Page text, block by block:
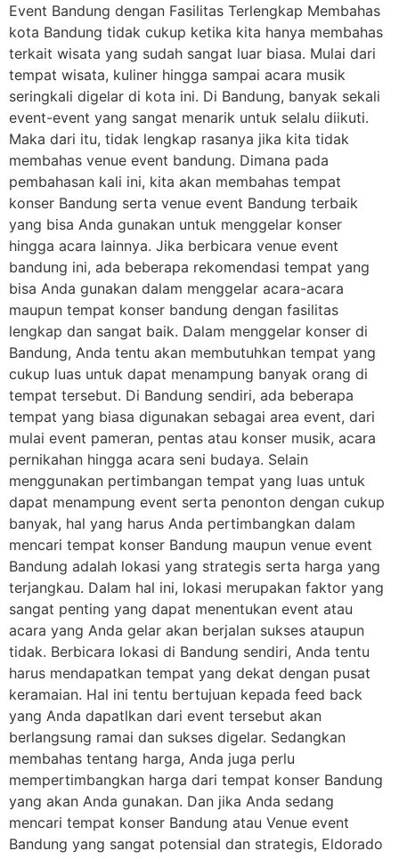
Event Bandung dengan Fasilitas Terlengkap Membahas
kota Bandung tidak cukup ketika kita hanya membahas
terkait wisata yang sudah sangat luar biasa. Mulai dari
tempat wisata, kuliner hingga sampai acara musik
seringkali digelar di kota ini. Di Bandung, banyak sekali
event-event yang sangat menarik untuk selalu diikuti.
Maka dari itu, tidak lengkap rasanya jika kita tidak
membahas venue event bandung. Dimana pada
pembahasan kali ini, kita akan membahas tempat
konser Bandung serta venue event Bandung terbaik
yang bisa Anda gunakan untuk menggelar konser
hingga acara lainnya. Jika berbicara venue event
bandung ini, ada beberapa rekomendasi tempat yang
bisa Anda gunakan dalam menggelar acara-acara
maupun tempat konser bandung dengan fasilitas
lengkap dan sangat baik. Dalam menggelar konser di
Bandung, Anda tentu akan membutuhkan tempat yang
cukup luas untuk dapat menampung banyak orang di
tempat tersebut. Di Bandung sendiri, ada beberapa
tempat yang biasa digunakan sebagai area event, dari
mulai event pameran, pentas atau konser musik, acara
pernikahan hingga acara seni budaya. Selain
menggunakan pertimbangan tempat yang luas untuk
dapat menampung event serta penonton dengan cukup
banyak, hal yang harus Anda pertimbangkan dalam
mencari tempat konser Bandung maupun venue event
Bandung adalah lokasi yang strategis serta harga yang
terjangkau. Dalam hal ini, lokasi merupakan faktor yang
sangat penting yang dapat menentukan event atau
acara yang Anda gelar akan berjalan sukses ataupun
tidak. Berbicara lokasi di Bandung sendiri, Anda tentu
harus mendapatkan tempat yang dekat dengan pusat
keramaian. Hal ini tentu bertujuan kepada feed back
yang Anda dapatlkan dari event tersebut akan
berlangsung ramai dan sukses digelar. Sedangkan
membahas tentang harga, Anda juga perlu
mempertimbangkan harga dari tempat konser Bandung
yang akan Anda gunakan. Dan jika Anda sedang
mencari tempat konser Bandung atau Venue event
Bandung yang sangat potensial dan strategis, Eldorado